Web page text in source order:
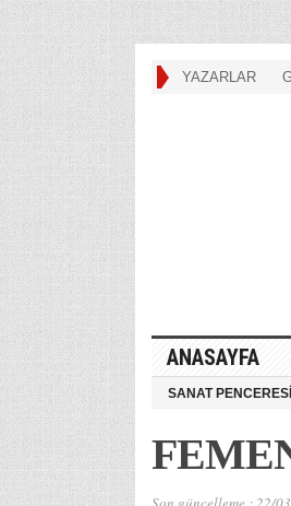
YAZARLAR
ANASAYFA
SANAT PENCERESİ